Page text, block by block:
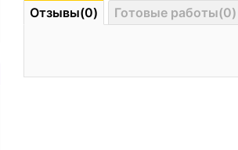
Отзывы(0) Готовые работы(0)